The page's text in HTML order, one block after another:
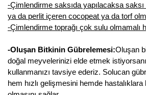
-Çimlendirme saksıda yapılacaksa saksı
ya da perlit içeren cocopeat ya da torf
-Çimlendirme toprağı çok sulu olmamalı
-Oluşan Bitkinin Gübrelemesi:Oluşan
doğal meyvelerinizi elde etmek
kullanmanızı tavsiye ederiz. Solucan
hem hızlı gelişmesini hemde